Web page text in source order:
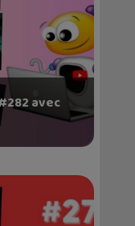
avec